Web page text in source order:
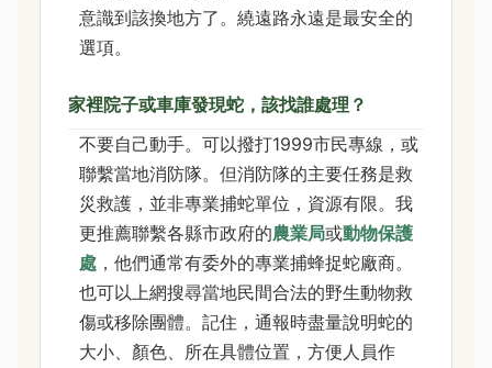
意識到該換地方了。繞遠路永遠是最安全的
選項。
家裡院子或車庫發現蛇，該找誰處理？
不要自己動手。可以撥打1999市民專線，或
聯繫當地消防隊。但消防隊的主要任務是救
災救護，並非專業捕蛇單位，資源有限。我
更推薦聯繫各縣市政府的農業局或動物保護
處 ，他們通常有委外的專業捕蜂捉蛇廠商。
也可以上網搜尋當地民間合法的野生動物救
傷或移除團體。記住，通報時盡量說明蛇的
大小、顏色、所在具體位置，方便人員作